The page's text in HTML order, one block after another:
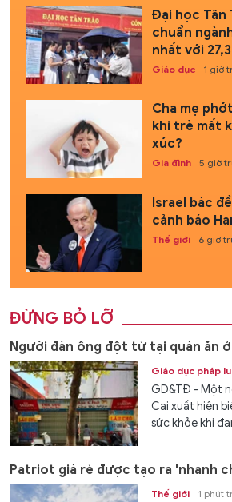
Đại học Tân
chuẩn
nhất với
Giáo dục 1 giờ
Cha mẹ
khi trẻ mất
xúc?
Gia đình 5 giờ
Israel bác
cảnh báo
Thế giới 6 giờ
ĐỪNG BỎ LỠ
Người đàn ông đột tử tại quán ăn ở
Giáo dục pháp
GD&TĐ - Một
Cai xuất hiện
sức khỏe khi
Patriot giá rẻ được tạo ra 'nhanh
Thế giới 1 phút